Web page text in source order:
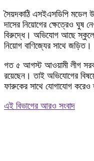
সৈয়দকাঠি এসইএসডিপি মডেল
দাসের নিয়োগের ক্ষেত্রেও ঘুষ
বিরুদ্ধে। অভিযোগ আছে
নিয়োগ বাণিজ্যের সাথে জড়িত।
গত ৫ আগস্ট আওয়ামী লীগ
রয়েছেন। তাই অভিযোগের
ফারুকের সাথে যোগাযোগ করেও
এই বিভাগের আরও সংবাদ